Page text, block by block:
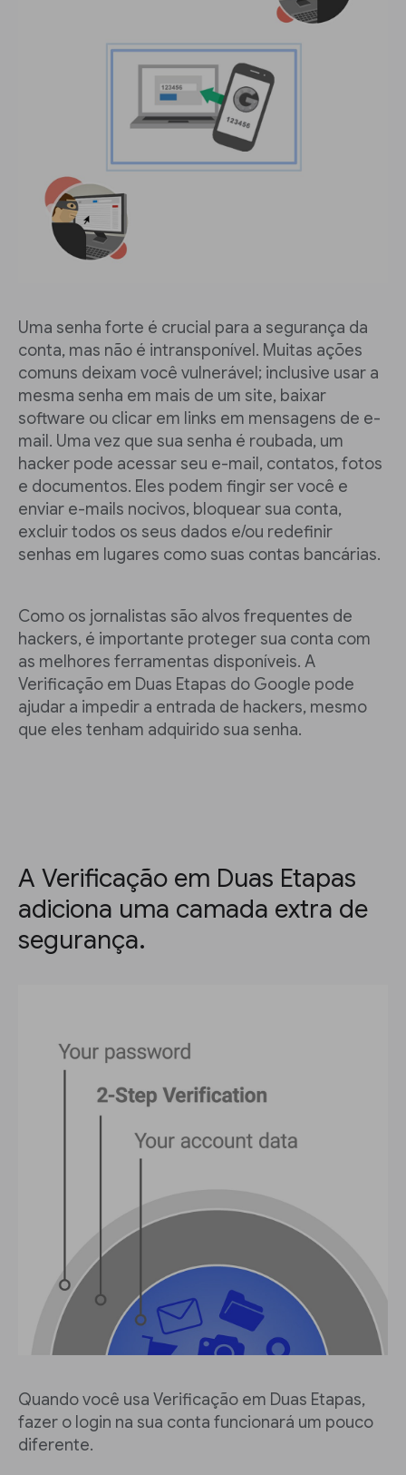
Uma senha forte é crucial para a segurança da
conta, mas não é intransponível. Muitas ações
comuns deixam você vulnerável; inclusive usar a
mesma senha em mais de um site, baixar
software ou clicar em links em mensagens de e-
mail. Uma vez que sua senha é roubada, um
hacker pode acessar seu e-mail, contatos, fotos
e documentos. Eles podem fingir ser você e
enviar e-mails nocivos, bloquear sua conta,
excluir todos os seus dados e/ou redefinir
senhas em lugares como suas contas bancárias.
Como os jornalistas são alvos frequentes de
hackers, é importante proteger sua conta com
as melhores ferramentas disponíveis. A
Verificação em Duas Etapas do Google pode
ajudar a impedir a entrada de hackers, mesmo
que eles tenham adquirido sua senha.
A Verificação em Duas Etapas
adiciona uma camada extra de
segurança.
Quando você usa Verificação em Duas Etapas,
fazer o login na sua conta funcionará um pouco
diferente.